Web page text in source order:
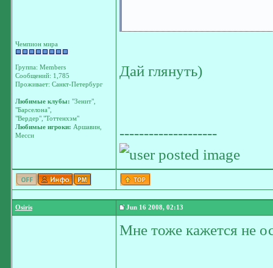
Чемпион мира
Группа: Members
Сообщений: 1,785
Проживает: Санкт-Петербург
Любимые клубы: "Зенит",
"Барселона",
"Вердер","Тоттенхэм"
Любимые игроки: Аршавин,
Месси
Дай глянуть)
--------------------
Osiris Jun 16 2008, 02:13
Мне тоже кажется не